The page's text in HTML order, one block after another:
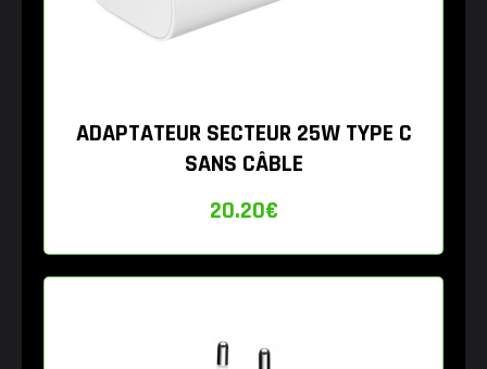
ADAPTATEUR SECTEUR 25W TYPE C
SANS CÂBLE
20.20€